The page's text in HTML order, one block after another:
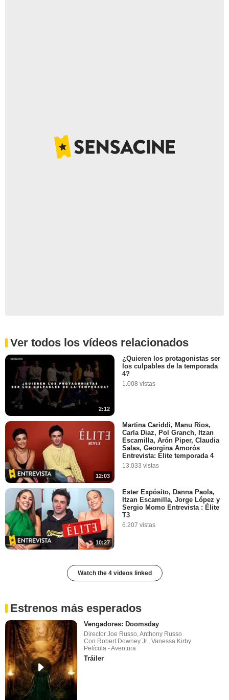
Ver todos los vídeos relacionados
2:12
¿Quieren los protagonistas ser
los culpables de la temporada
4?
1.008 vistas
12:03
Martina Cariddi, Manu Rios,
Carla Diaz, Pol Granch, Itzan
Escamilla, Arón Piper, Claudia
Salas, Georgina Amorós
Entrevista: Élite temporada 4
13.033 vistas
10:27
Ester Expósito, Danna Paola,
Itzan Escamilla, Jorge López y
Sergio Momo Entrevista : Élite
T3
6.207 vistas
Watch the 4 videos linked
Estrenos más esperados
Vengadores: Doomsday
Director Joe Russo, Anthony Russo
Con Robert Downey Jr., Vanessa Kirby
Película - Aventura
Tráiler